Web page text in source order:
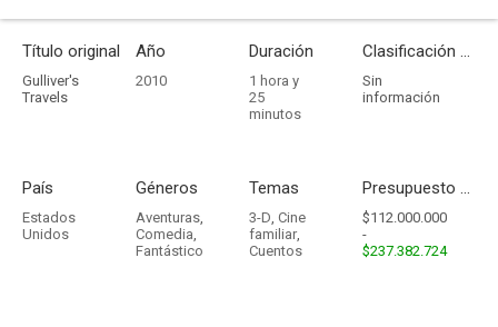
Título original
Gulliver's
Travels
Año
2010
Duración
1 hora y
25
minutos
Clasificación por edades
Sin
información
País
Estados
Unidos
Géneros
Aventuras,
Comedia,
Fantástico
Temas
3-D, Cine
familiar,
Cuentos
Presupuesto - Ingresos
$112.000.000
-
$237.382.724